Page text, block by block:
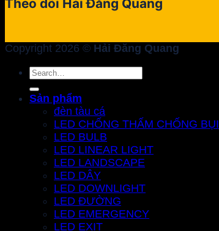
Theo dõi Hải Đăng Quang
Copyright 2026 © Hải Đăng Quang
Search
Sản phẩm
đèn tàu cá
LED CHỐNG THẤM CHỐNG BỤI
LED BULB
LED LINEAR LIGHT
LED LANDSCAPE
LED DÂY
LED DOWNLIGHT
LED ĐƯỜNG
LED EMERGENCY
LED EXIT